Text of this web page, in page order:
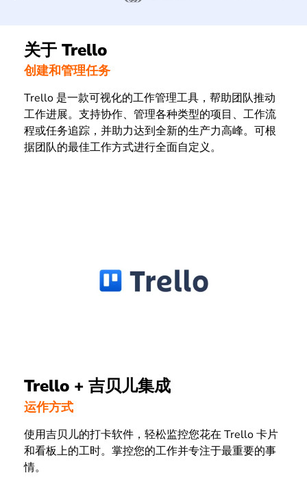
关于 Trello
创建和管理任务
Trello 是一款可视化的工作管理工具，帮助团队推动
工作进展。支持协作、管理各种类型的项目、工作流
程或任务追踪，并助力达到全新的生产力高峰。可根
据团队的最佳工作方式进行全面自定义。
Trello + 吉贝儿集成
运作方式
使用吉贝儿的打卡软件，轻松监控您花在 Trello 卡片
和看板上的工时。掌控您的工作并专注于最重要的事
情。